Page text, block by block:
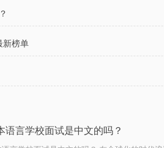
新榜单
语言学校面试是中文的吗？